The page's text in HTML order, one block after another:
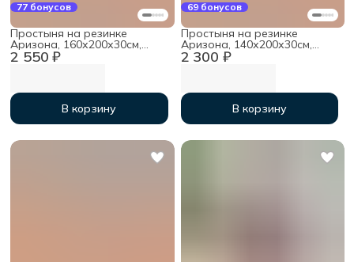
77 бонусов
2 550 ₽
Простыня на резинке
Аризона, 160х200х30см,
мако-сатин
В корзину
69 бонусов
2 300 ₽
Простыня на резинке
Аризона, 140х200х30см,
мако-сатин
В корзину